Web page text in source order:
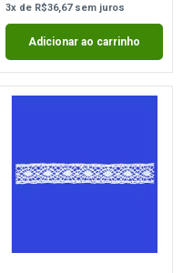
3xde R$36,67sem juros
Adicionar ao carrinho